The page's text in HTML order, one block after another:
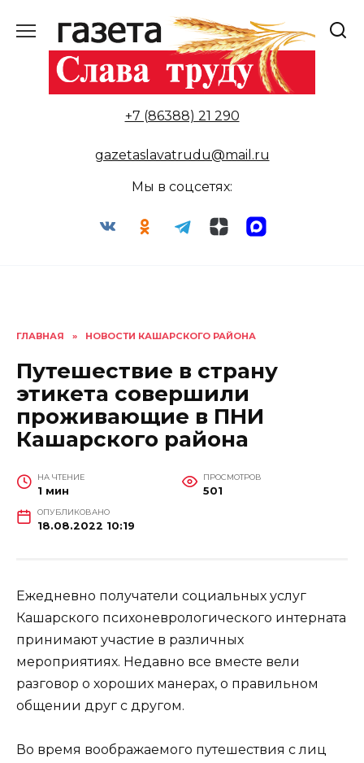
содержанию
+7 (86388) 21 290
gazetaslavatrudu@mail.ru
Мы в соцсетях:
ГЛАВНАЯ » НОВОСТИ КАШАРСКОГО РАЙОНА
Путешествие в страну
этикета совершили
проживающие в ПНИ
Кашарского района
НА ЧТЕНИЕ
1 мин
ПРОСМОТРОВ
501
ОПУБЛИКОВАНО
18.08.2022 10:19
Ежедневно получатели социальных услуг
Кашарского психоневрологического интерната
принимают участие в различных
мероприятиях. Недавно все вместе вели
разговор о хороших манерах, о правильном
общении друг с другом.
Во время воображаемого путешествия с лиц